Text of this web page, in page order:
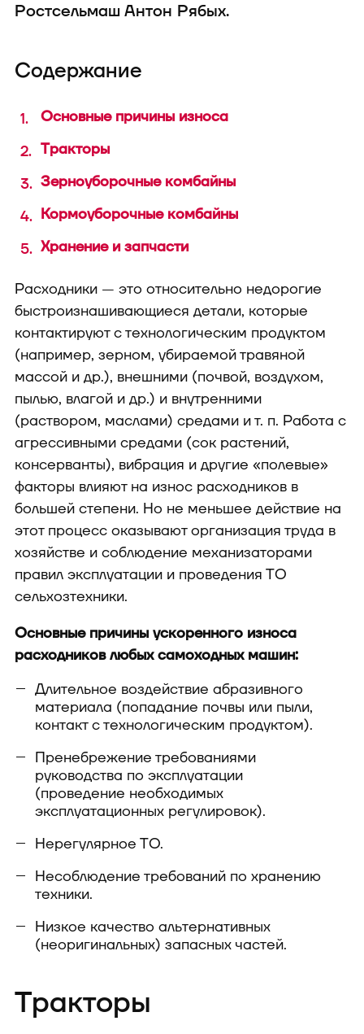
Ростсельмаш Антон Рябых.
Содержание
Основные причины износа
Тракторы
Зерноуборочные комбайны
Кормоуборочные комбайны
Хранение и запчасти
Расходники — это относительно недорогие
быстроизнашивающиеся детали, которые
контактируют с технологическим продуктом
(например, зерном, убираемой травяной
массой и др.), внешними (почвой, воздухом,
пылью, влагой и др.) и внутренними
(раствором, маслами) средами и т. п. Работа с
агрессивными средами (сок растений,
консерванты), вибрация и другие «полевые»
факторы влияют на износ расходников в
большей степени. Но не меньшее действие на
этот процесс оказывают организация труда в
хозяйстве и соблюдение механизаторами
правил эксплуатации и проведения ТО
сельхозтехники.
Основные причины ускоренного износа
расходников любых самоходных машин:
Длительное воздействие абразивного
материала (попадание почвы или пыли,
контакт с технологическим продуктом).
Пренебрежение требованиями
руководства по эксплуатации
(проведение необходимых
эксплуатационных регулировок).
Нерегулярное ТО.
Несоблюдение требований по хранению
техники.
Низкое качество альтернативных
(неоригинальных) запасных частей.
Тракторы